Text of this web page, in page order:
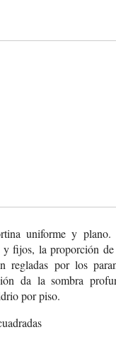
uniforme y plano.
y fijos, la proporción
regladas por los
da la sombra
por piso.